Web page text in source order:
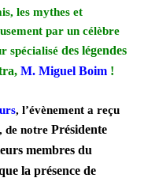
les mythes et
par un célèbre
spécialisé des légendes
M. Miguel Boim !
, l’évènement a reçu
de notre Présidente
membres du
la présence de